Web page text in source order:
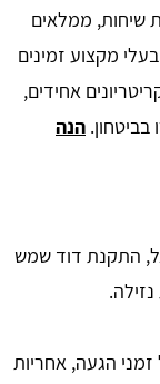
שיחות, ממלאים
מקצוע זמינים
אחידים,
הנה
התקנת דוד שמש
זמני הגעה, אחריות